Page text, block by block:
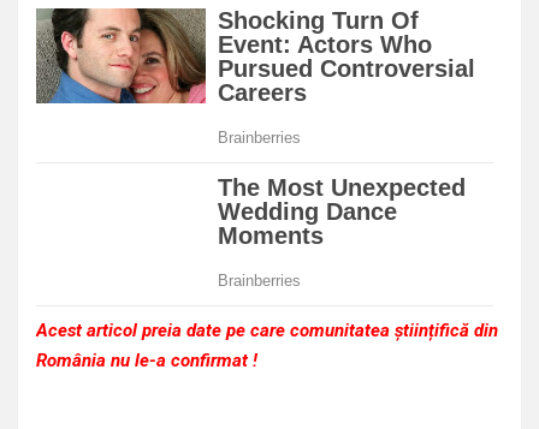
Acest articol preia date pe care comunitatea științifică din
România nu le-a confirmat !